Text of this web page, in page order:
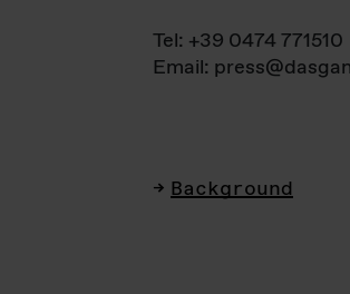
Tel: +39 0474 771510
Email:
Background